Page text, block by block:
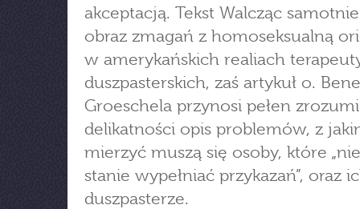
akceptacją. Tekst Walcząc
obraz zmagań z homoseksualną
w amerykańskich realiach
duszpasterskich, zaś artykuł o.
Groeschela przynosi pełen
delikatności opis problemów, z
mierzyć muszą się osoby, które
stanie wypełniać przykazań”, oraz
duszpasterze.